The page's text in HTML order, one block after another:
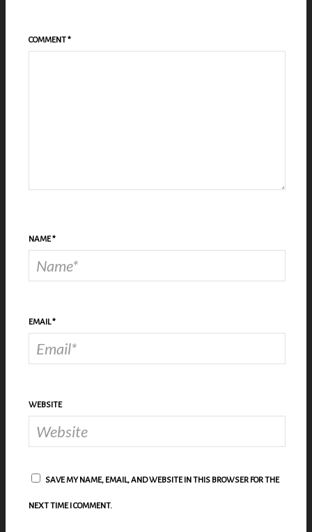
COMMENT*
NAME*
EMAIL*
WEBSITE
SAVE MY NAME, EMAIL, AND WEBSITE IN THIS BROWSER FOR THE
NEXT TIME I COMMENT.